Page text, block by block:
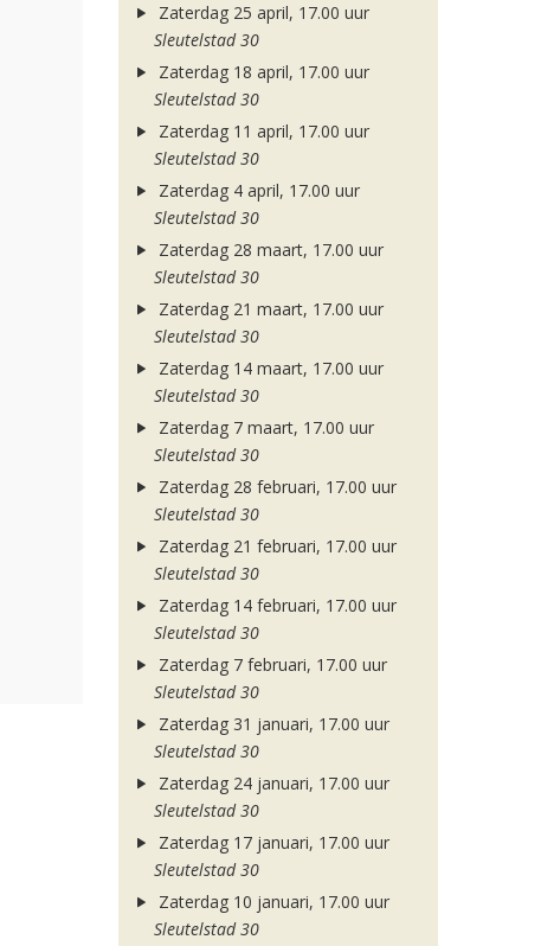
Zaterdag 25 april, 17.00 uur
Sleutelstad 30
Zaterdag 18 april, 17.00 uur
Sleutelstad 30
Zaterdag 11 april, 17.00 uur
Sleutelstad 30
Zaterdag 4 april, 17.00 uur
Sleutelstad 30
Zaterdag 28 maart, 17.00 uur
Sleutelstad 30
Zaterdag 21 maart, 17.00 uur
Sleutelstad 30
Zaterdag 14 maart, 17.00 uur
Sleutelstad 30
Zaterdag 7 maart, 17.00 uur
Sleutelstad 30
Zaterdag 28 februari, 17.00 uur
Sleutelstad 30
Zaterdag 21 februari, 17.00 uur
Sleutelstad 30
Zaterdag 14 februari, 17.00 uur
Sleutelstad 30
Zaterdag 7 februari, 17.00 uur
Sleutelstad 30
Zaterdag 31 januari, 17.00 uur
Sleutelstad 30
Zaterdag 24 januari, 17.00 uur
Sleutelstad 30
Zaterdag 17 januari, 17.00 uur
Sleutelstad 30
Zaterdag 10 januari, 17.00 uur
Sleutelstad 30